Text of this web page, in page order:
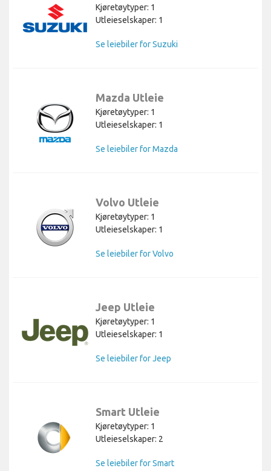
Kjøretøytyper: 1
Utleieselskaper: 1
Se leiebiler for Suzuki
Mazda Utleie
Kjøretøytyper: 1
Utleieselskaper: 1
Se leiebiler for Mazda
Volvo Utleie
Kjøretøytyper: 1
Utleieselskaper: 1
Se leiebiler for Volvo
Jeep Utleie
Kjøretøytyper: 1
Utleieselskaper: 1
Se leiebiler for Jeep
Smart Utleie
Kjøretøytyper: 1
Utleieselskaper: 2
Se leiebiler for Smart